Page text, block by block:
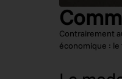
Contrairement
économique : le